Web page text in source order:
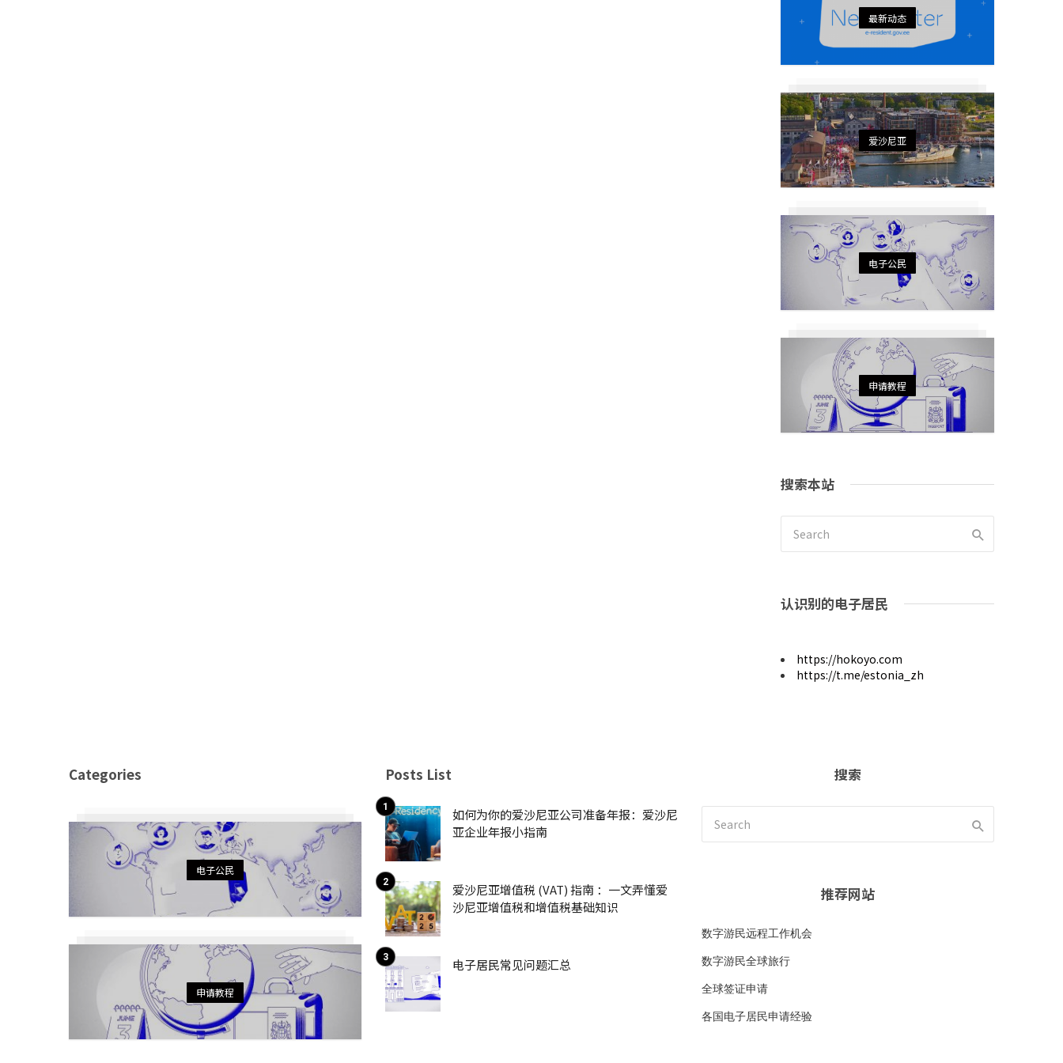
最新动态
爱沙尼亚
电子公民
申请教程
搜索本站
认识别的电子居民
https://hokoyo.com
https://t.me/estonia_zh
Categories
电子公民
申请教程
Posts List
如何为你的爱沙尼亚公司准备年报：爱沙尼
亚企业年报小指南
爱沙尼亚增值税 (VAT) 指南 ：一文弄懂爱
沙尼亚增值税和增值税基础知识
电子居民常见问题汇总
搜索
推荐网站
数字游民远程工作机会
数字游民全球旅行
全球签证申请
各国电子居民申请经验